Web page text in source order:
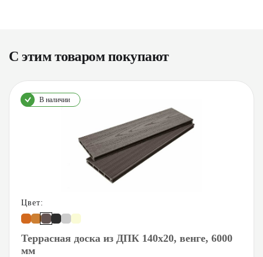
С этим товаром покупают
В наличии
Цвет:
Террасная доска из ДПК 140х20, венге, 6000
мм